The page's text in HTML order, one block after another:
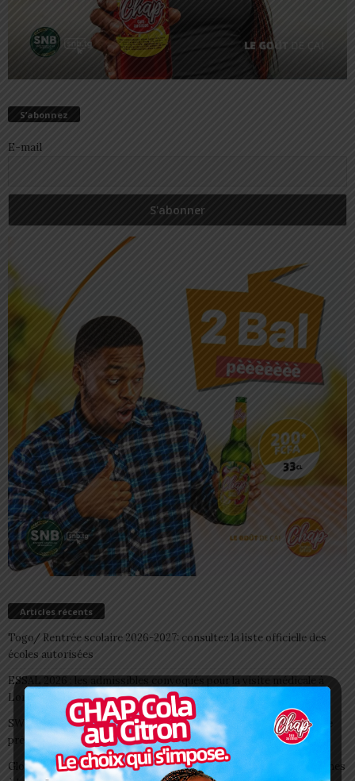
S’abonnez
E-mail
Articles récents
Togo/ Rentrée scolaire 2026-2027: consultez la liste officielle des
écoles autorisées
ESSAL 2026 : les admissibles convoqués pour la visite médicale à
Lomé
SWEDD+ Togo / ECOLE DE LA CHANCE : les maitres-artisans se
préparent à transmettre
Glory Night 2026: Sonnie Badu fait chanter des milliers de personnes